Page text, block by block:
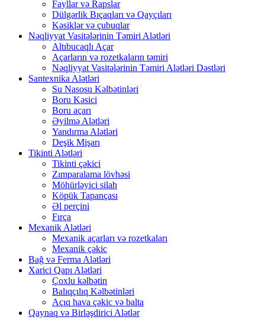
Fayllar və Rapslar
Dülgərlik Bıçaqları və Qayçıları
Kəsiklər və çubuqlar
Nəqliyyat Vasitələrinin Təmiri Alətləri
Altıbucaqlı Açar
Açarların və rozetkaların təmiri
Nəqliyyat Vasitələrinin Təmiri Alətləri Dəstləri
Santexnika Alətləri
Su Nasosu Kəlbətinləri
Boru Kəsici
Boru açarı
Əyilmə Alətləri
Yandırma Alətləri
Deşik Mişarı
Tikinti Alətləri
Tikinti çəkici
Zımparalama lövhəsi
Möhürləyici silah
Köpük Tapançası
Əl perçini
Fırça
Mexanik Alətləri
Mexanik açarları və rozetkaları
Mexanik çəkic
Bağ və Ferma Alətləri
Xarici Qapı Alətləri
Çoxlu kəlbətin
Balıqçılıq Kəlbətinləri
Açıq hava çəkic və balta
Qaynaq və Birləşdirici Alətlər